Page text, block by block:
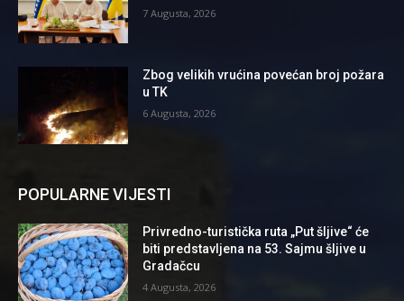
7 Augusta, 2026
Zbog velikih vrućina povećan broj požara
u TK
6 Augusta, 2026
POPULARNE VIJESTI
Privredno-turistička ruta „Put šljive“ će
biti predstavljena na 53. Sajmu šljive u
Gradačcu
4 Augusta, 2026